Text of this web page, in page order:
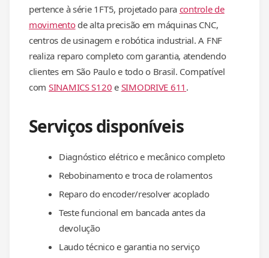
pertence à série 1FT5, projetado para controle de
movimentode alta precisão em máquinas CNC,
centros de usinagem e robótica industrial. A FNF
realiza reparo completo com garantia, atendendo
clientes em São Paulo e todo o Brasil. Compatível
com SINAMICS S120 e SIMODRIVE 611 .
Serviços disponíveis
Diagnóstico elétrico e mecânico completo
Rebobinamento e troca de rolamentos
Reparo do encoder/resolver acoplado
Teste funcional em bancada antes da
devolução
Laudo técnico e garantia no serviço